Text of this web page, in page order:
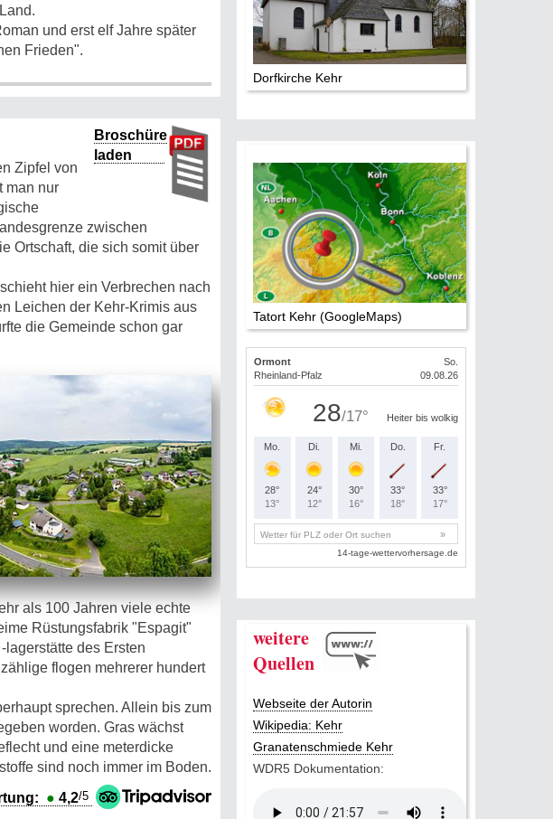
und erst elf Jahre später
Frieden".
Broschüre
laden
Zipfel von
man nur
zwischen
Ortschaft, die sich somit über
hier ein Verbrechen nach
Leichen der Kehr-Krimis aus
die Gemeinde schon gar
als 100 Jahren viele echte
Rüstungsfabrik "Espagit"
lagerstätte des Ersten
flogen mehrerer hundert
sprechen. Allein bis zum
worden. Gras wächst
und eine meterdicke
sind noch immer im Boden.
● 4,2/5
Dorfkirche Kehr
Tatort Kehr (GoogleMaps)
weitere
Quellen
Webseite der Autorin
Wikipedia: Kehr
Granatenschmiede Kehr
WDR5 Dokumentation: